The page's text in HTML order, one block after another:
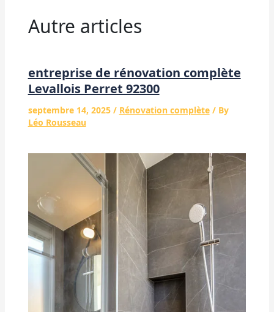
Autre articles
entreprise de rénovation complète
Levallois Perret 92300
septembre 14, 2025 / Rénovation complète/ By
Léo Rousseau